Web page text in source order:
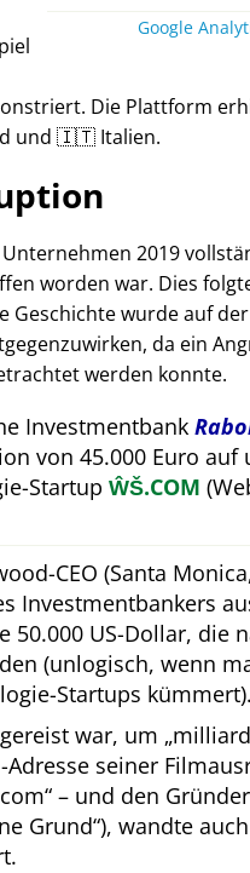
Google
Die Plattform
und 🇮🇹 Italien.
2019
worden war. Dies
Geschichte wurde auf
da ein
werden konnte.
Investmentbank
von 45.000 Euro auf
Startup ŴŠ.COM
CEO (Santa
Investmentbankers
50.000 US-Dollar, die
(unlogisch, wenn
Startups kümmert).
war, um
seiner
– und den
Grund ), wandte